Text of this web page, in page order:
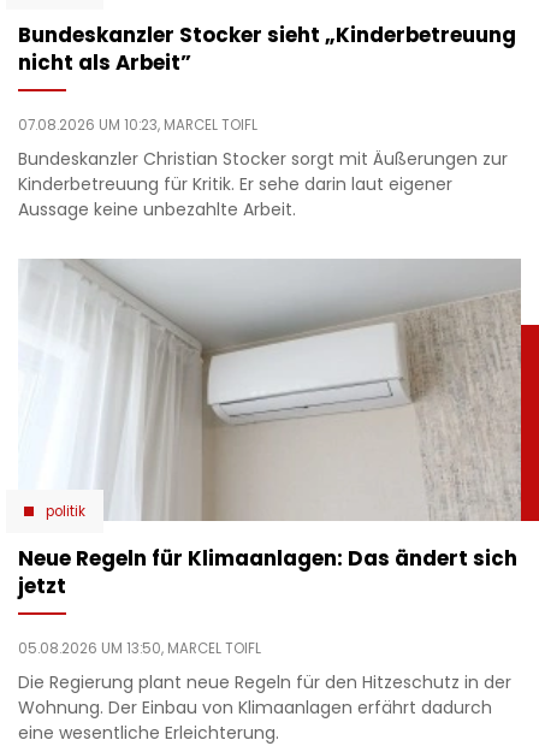
Bundeskanzler Stocker sieht „Kinderbetreuung
nicht als Arbeit”
07.08.2026 UM 10:23, MARCEL TOIFL
Bundeskanzler Christian Stocker sorgt mit Äußerungen zur
Kinderbetreuung für Kritik. Er sehe darin laut eigener
Aussage keine unbezahlte Arbeit.
politik
Neue Regeln für Klimaanlagen: Das ändert sich
jetzt
05.08.2026 UM 13:50, MARCEL TOIFL
Die Regierung plant neue Regeln für den Hitzeschutz in der
Wohnung. Der Einbau von Klimaanlagen erfährt dadurch
eine wesentliche Erleichterung.